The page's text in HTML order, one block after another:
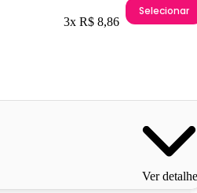
3x R$ 8,86
Selecionar
Ver